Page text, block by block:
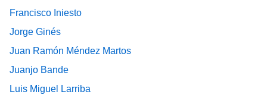
Francisco Iniesto
Jorge Ginés
Juan Ramón Méndez Martos
Juanjo Bande
Luis Miguel Larriba